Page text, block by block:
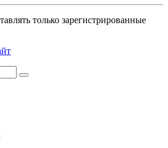
только зарегистрированные